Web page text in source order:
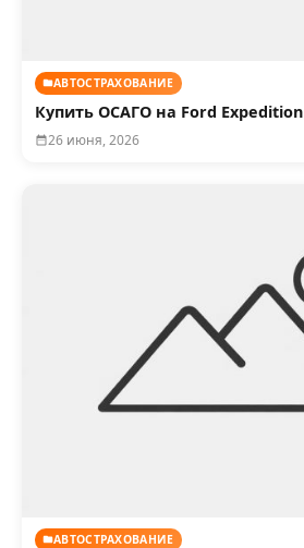
АВТОСТРАХОВАНИЕ
Купить ОСАГО на Ford Expedition
26 июня, 2026
АВТОСТРАХОВАНИЕ